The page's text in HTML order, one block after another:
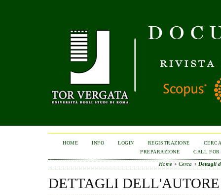
HOME INFO LOGIN REGISTRAZIONE
PREPARAZIONE
CALL FOR
Home> Cerca > Dettagli
DETTAGLI DELL'AUTORE